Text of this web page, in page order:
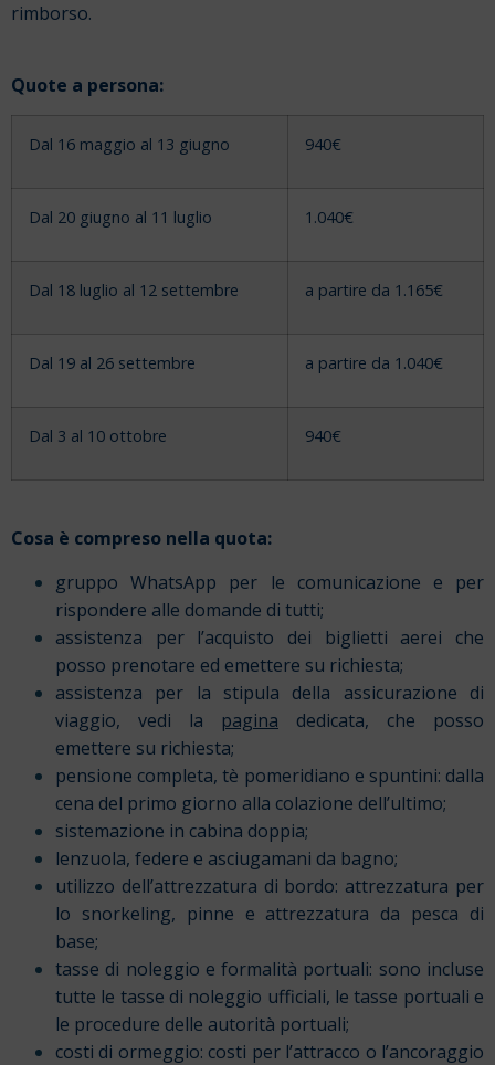
rimborso.
Quote a persona:
Dal 16 maggio al 13 giugno 940€
Dal 20 giugno al 11 luglio 1.040€
Dal 18 luglio al 12 settembre a partire da 1.165€
Dal 19 al 26 settembre a partire da 1.040€
Dal 3 al 10 ottobre 940€
Cosa è compreso nella quota:
gruppo WhatsApp per le comunicazione e per
rispondere alle domande di tutti;
assistenza per l’acquisto dei biglietti aerei che
posso prenotare ed emettere su richiesta;
assistenza per la stipula della assicurazione di
viaggio, vedi la pagina dedicata, che posso
emettere su richiesta;
pensione completa, tè pomeridiano e spuntini: dalla
cena del primo giorno alla colazione dell’ultimo;
sistemazione in cabina doppia;
lenzuola, federe e asciugamani da bagno;
utilizzo dell’attrezzatura di bordo: attrezzatura per
lo snorkeling, pinne e attrezzatura da pesca di
base;
tasse di noleggio e formalità portuali: sono incluse
tutte le tasse di noleggio ufficiali, le tasse portuali e
le procedure delle autorità portuali;
costi di ormeggio: costi per l’attracco o l’ancoraggio